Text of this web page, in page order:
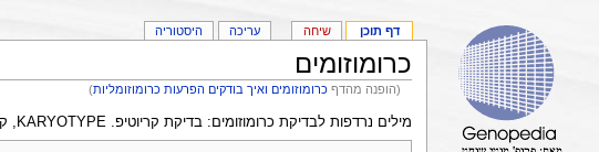
כרומוזומים
(הופנה מהדףכרומוזומים ואיך בודקים הפרעות כרומוזומליות)
מילים נרדפות לבדיקת כרומוזומים: בדיקת קריוטיפ. KARYOTYPE, קריוטיפ בדם. קריוטיפ.
דף תוכן שיחה עריכה היסטוריה